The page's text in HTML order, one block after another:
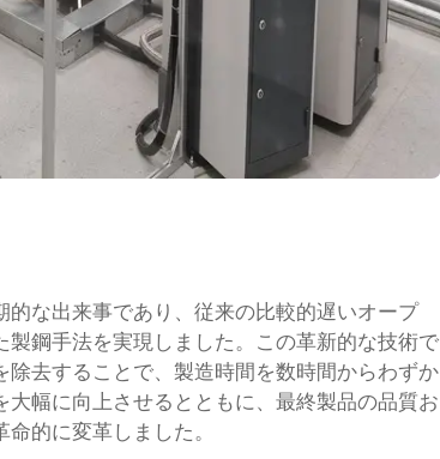
な出来事であり、従来の比較的遅いオープ
鋼手法を実現しました。この革新的な技術で
去することで、製造時間を数時間からわずか
幅に向上させるとともに、最終製品の品質お
的に変革しました。